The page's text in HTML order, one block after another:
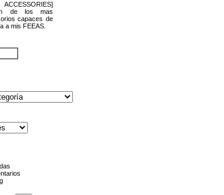
de los mas
capaces de
a mis FEEAS.